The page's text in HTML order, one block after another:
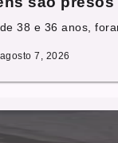
38 e 36 anos,
agosto 7, 2026